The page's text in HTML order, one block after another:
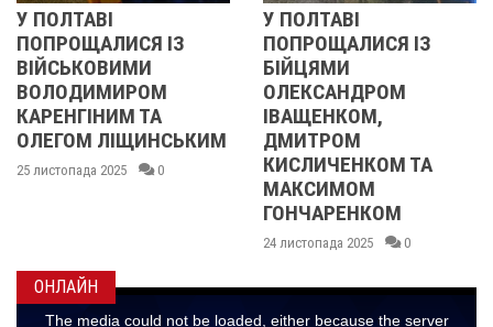
У ПОЛТАВІ
ПОПРОЩАЛИСЯ ІЗ
БІЙЦЯМИ
ОЛЕКСАНДРОМ
ІВАЩЕНКОМ,
ДМИТРОМ
КИСЛИЧЕНКОМ ТА
РЕВОЛЮЦІЯ
2013 ОЧИМА
УЧАСНИЦІ
21 листопада 2025
ОНЛАЙН